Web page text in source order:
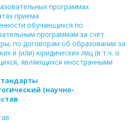
программах
приема
обучающихся по
программам за счет
по договорам об образовании за
и (или) юридических лиц (в т.ч. о
являющихся иностранными
(научно-